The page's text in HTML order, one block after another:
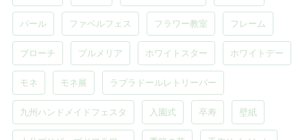
パール ファベルフェス フラワー教室 フレーム
ブローチ プルメリア ホワイトスター ホワイトデー
モネ モネ展 ラブラドールレトリーバー
九州ハンドメイドフェスタ 入園式 卒寿 壁紙